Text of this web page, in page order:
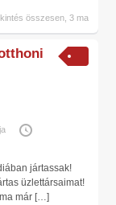
összesen, 3 ma
jártassak!
üzlettársaimat!
már […]